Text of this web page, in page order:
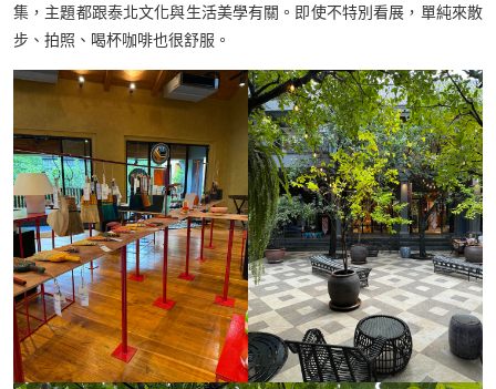
集，主題都跟泰北文化與生活美學有關。即使不特別看展，單純來散
步、拍照、喝杯咖啡也很舒服。